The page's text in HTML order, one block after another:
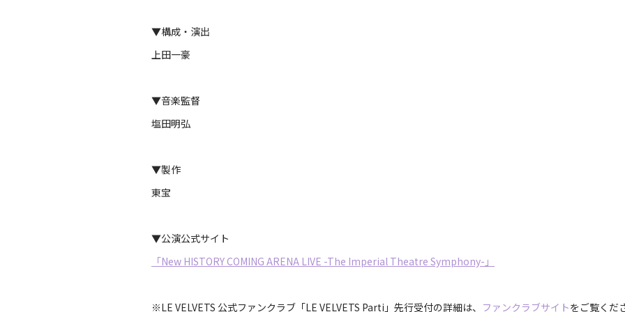
▼構成・演出
上田一豪
▼音楽監督
塩田明弘
▼製作
東宝
▼公演公式サイト
「New HISTORY COMING ARENA LIVE -The Imperial Theatre Symphony-」
※LE VELVETS 公式ファンクラブ「LE VELVETS Parti」先行受付の詳細は、 ファンクラブサイトをご覧くだ